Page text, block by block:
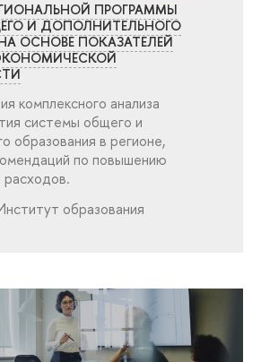
ПРОГРАММЫ
И ДОПОЛНИТЕЛЬНОГО
ОСНОВЕ ПОКАЗАТЕЛЕЙ
комплексного анализа
системы общего и
образования в регионе,
по повышению
образования